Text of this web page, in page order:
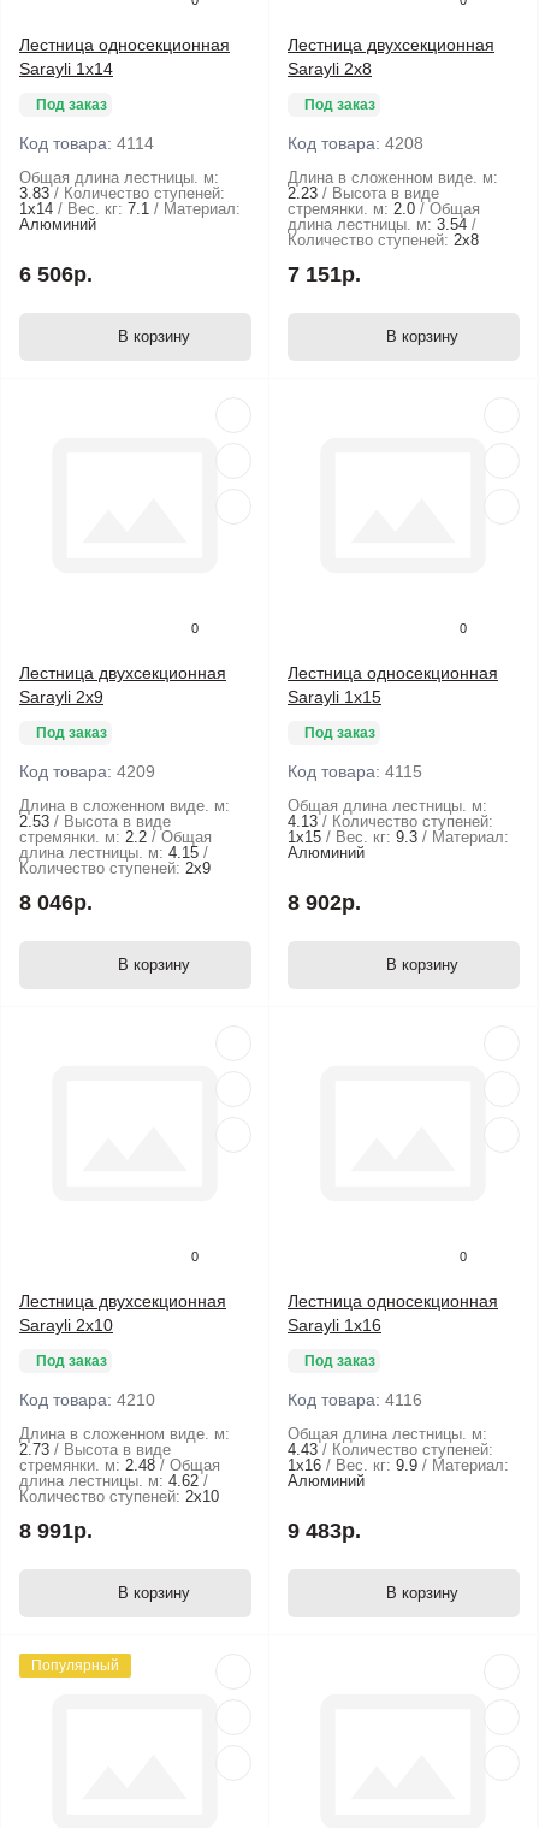
Лестница односекционная
Sarayli 1х14
Под заказ
Код товара: 4114
Общая длина лестницы. м:
3.83
Количество ступеней:
1х14
Вес. кг: 7.1
Материал:
Алюминий
6 506р.
В корзину
Лестница двухсекционная
Sarayli 2х8
Под заказ
Код товара: 4208
Длина в сложенном виде. м:
2.23
Высота в виде
стремянки. м: 2.0
Общая
длина лестницы. м: 3.54
Количество ступеней: 2х8
7 151р.
В корзину
0
Лестница двухсекционная
Sarayli 2х9
Под заказ
Код товара: 4209
Длина в сложенном виде. м:
2.53
Высота в виде
стремянки. м: 2.2
Общая
длина лестницы. м: 4.15
Количество ступеней: 2х9
8 046р.
В корзину
0
Лестница односекционная
Sarayli 1х15
Под заказ
Код товара: 4115
Общая длина лестницы. м:
4.13
Количество ступеней:
1х15
Вес. кг: 9.3
Материал:
Алюминий
8 902р.
В корзину
0
Лестница двухсекционная
Sarayli 2х10
Под заказ
Код товара: 4210
Длина в сложенном виде. м:
2.73
Высота в виде
стремянки. м: 2.48
Общая
длина лестницы. м: 4.62
Количество ступеней: 2х10
8 991р.
В корзину
0
Лестница односекционная
Sarayli 1х16
Под заказ
Код товара: 4116
Общая длина лестницы. м:
4.43
Количество ступеней:
1х16
Вес. кг: 9.9
Материал:
Алюминий
9 483р.
В корзину
Популярный